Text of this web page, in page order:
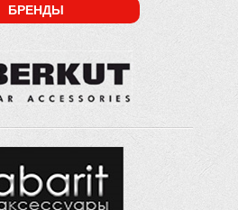
БРЕНДЫ